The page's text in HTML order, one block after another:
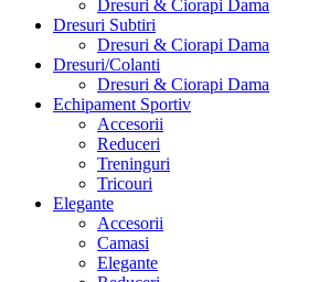
Dresuri & Ciorapi Dama
Dresuri Subtiri
Dresuri & Ciorapi Dama
Dresuri/Colanti
Dresuri & Ciorapi Dama
Echipament Sportiv
Accesorii
Reduceri
Treninguri
Tricouri
Elegante
Accesorii
Camasi
Elegante